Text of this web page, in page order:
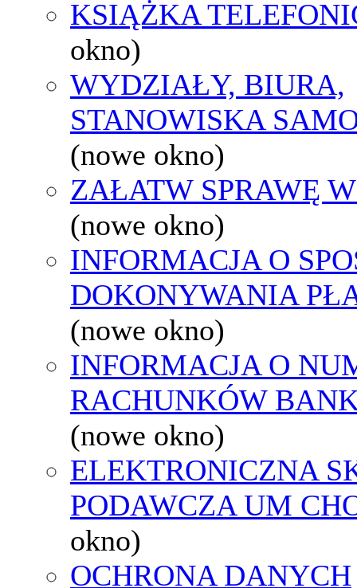
KSIĄŻKA
okno)
WYDZIAŁY, BIURA,
STANOWISKA
(nowe okno)
ZAŁATW SPRAWĘ
(nowe okno)
INFORMACJA O
DOKONYWANIA
(nowe okno)
INFORMACJA O
RACHUNKÓW
(nowe okno)
ELEKTRONICZNA
PODAWCZA UM
okno)
OCHRONA DANYCH